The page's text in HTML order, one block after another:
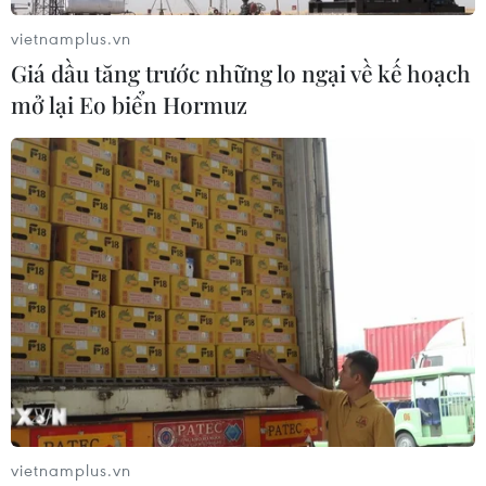
Các nước châu Âu nơm nớp nỗi lo bị
khủng bố trong mùa Giáng sinh
20/12/2016 13:27
Ngày 20/12, nhiều quốc gia châu Âu đồng loạt tăng
cường an ninh sau vụ Đại sứ Nga ở Thổ Nhĩ Kỳ bị ám
sát và vụ tấn công bằng xe tải vào một khu chợ Giáng
sinh ở Berlin của Đức tối 19/12.
vietnamplus.vn
Giá dầu tăng trước những lo ngại về kế hoạch
mở lại Eo biển Hormuz
vietnamplus.vn